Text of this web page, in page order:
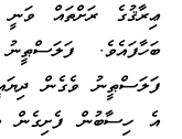
ޢިރާޤުގެ ރަށްތައް
ބަހާފައެވެ.
އެ ހިސާބުން ފެށިގެން